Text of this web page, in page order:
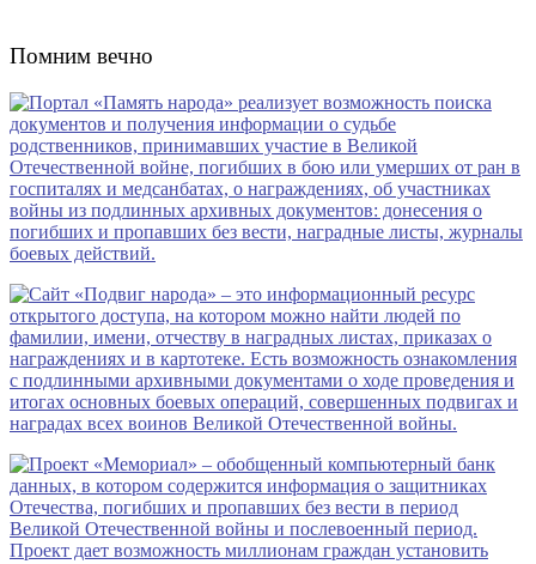
Помним вечно